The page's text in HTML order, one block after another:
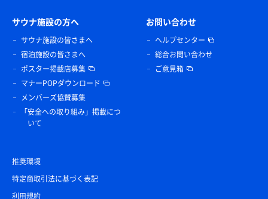
サウナ施設の方へ
サウナ施設の皆さまへ
宿泊施設の皆さまへ
ポスター掲載店募集
マナーPOPダウンロード
メンバーズ協賛募集
「安全への取り組み」掲載につ
いて
お問い合わせ
ヘルプセンター
総合お問い合わせ
ご意見箱
推奨環境
特定商取引法に基づく表記
利用規約